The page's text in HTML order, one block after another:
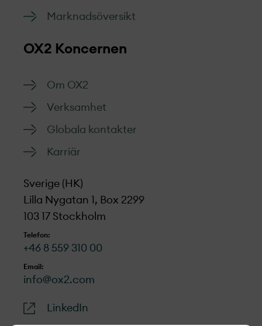
Marknads­översikt
OX2 Koncernen
Om OX2
Verksamhet
Globala kontakter
Karriär
Sverige (HK)
Lilla Nygatan 1, Box 2299
103 17 Stockholm
Telefon:
+46 8 559 310 00
Email:
info@ox2.com
LinkedIn